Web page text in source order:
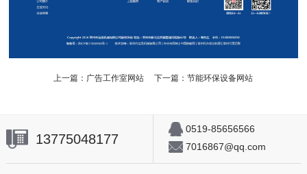
上一篇： 广告工作室网站 下一篇：节能环保设备网站
13775048177
0519-85656566
7016867@qq.com